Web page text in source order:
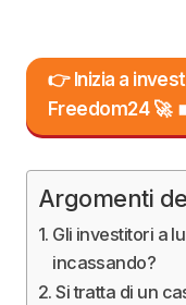
👉 Inizia a
Freedom24 🚀
Argomenti
Gli investitori a
incassando?
Si tratta di un